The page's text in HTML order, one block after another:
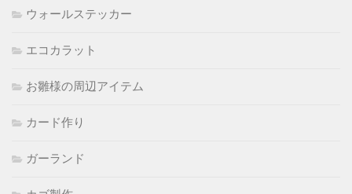
ウォールステッカー
エコカラット
お雛様の周辺アイテム
カード作り
ガーランド